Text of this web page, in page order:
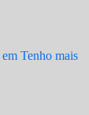
em Tenho mais